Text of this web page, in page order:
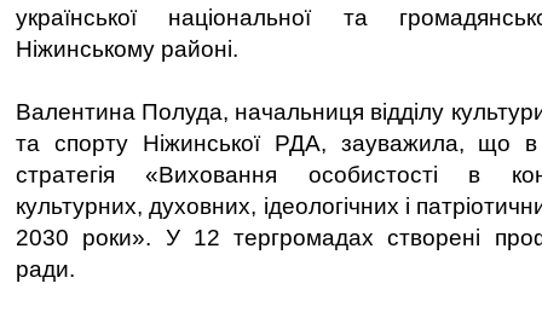
української національної та
Ніжинському районі.
Валентина Полуда, начальниця відділу
та спорту Ніжинської РДА, зауважила, що в
стратегія «Виховання особистості в
культурних, духовних, ідеологічних і
2030 роки». У 12 тергромадах створені
ради.